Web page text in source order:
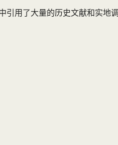
用了大量的历史文献和实地